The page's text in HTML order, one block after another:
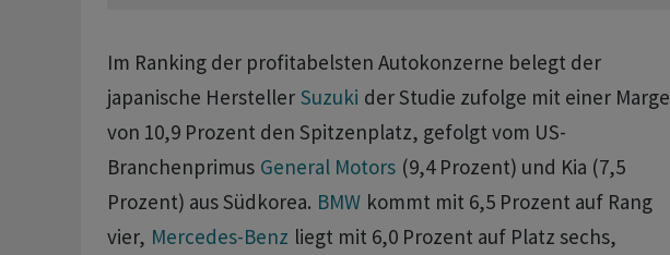
Im Ranking ​der profitabelsten Autokonzerne belegt der
japanische Hersteller Suzuki der Studie zufolge mit einer Marge
von 10,9 ‌Prozent den Spitzenplatz, gefolgt vom US-
Branchenprimus General Motors (9,4 Prozent) und Kia (7,5
Prozent) aus Südkorea. BMW kommt mit 6,5 Prozent auf Rang
vier, Mercedes-Benz liegt mit 6,0 Prozent auf ​Platz ​sechs,